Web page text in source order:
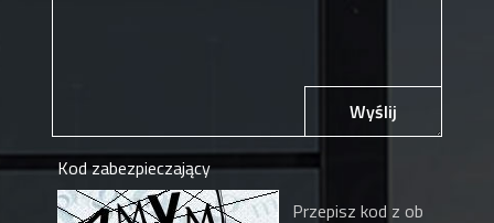
Wyślij
Kod zabezpieczający